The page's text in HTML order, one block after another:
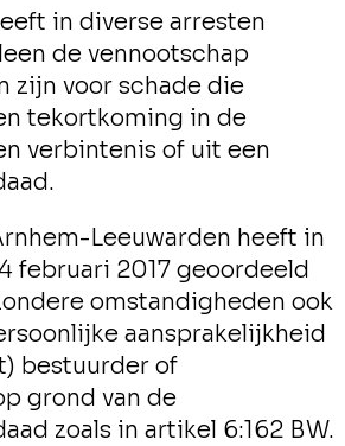
in diverse arresten
de vennootschap
zijn voor schade die
tekortkoming in de
verbintenis of uit een
Leeuwarden heeft in
februari 2017 geoordeeld
omstandigheden ook
aansprakelijkheid
bestuurder of
grond van de
zoals in artikel 6:162 BW.